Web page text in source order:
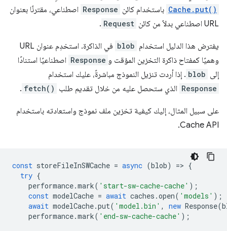
Cache.put() باستخدام كائن Response اصطناعي، مقترنًا بعنوان
URL اصطناعي بدلاً من كائن
Request
.
يفترض هذا الدليل استخدام blob
في الذاكرة. استخدِم عنوان URL
وهميًا كمفتاح ذاكرة التخزين المؤقت و Response اصطناعيًا استنادًا
إلى blob . إذا أردت تنزيل النموذج مباشرةً، عليك استخدام
Response الذي ستحصل عليه من خلال تقديم طلب fetch()
.
على سبيل المثال، إليك كيفية تخزين ملف نموذج واستعادته باستخدام
Cache API.
const storeFileInSWCache = async (blob) => {
try {
performance.mark( 'start-sw-cache-cache' );
const modelCache = await caches .open( 'models' );
await modelCache.put( 'model.bin' , new Response(
performance.mark( 'end-sw-cache-cache' );